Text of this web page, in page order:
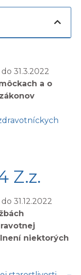
31.3.2022
a o
Z.z.
31.12.2022
niektorých